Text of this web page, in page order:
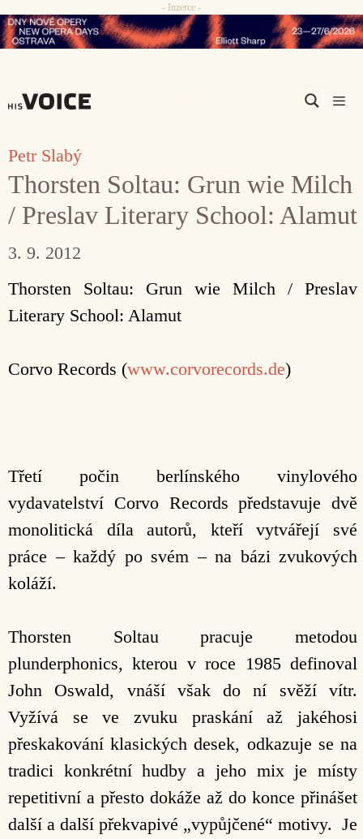
Přeskočit
na
- Inzerce -
Petr Slabý
Thorsten Soltau: Grun wie Milch
/ Preslav Literary School: Alamut
3. 9. 2012
Thorsten Soltau: Grun wie Milch / Preslav
Literary School: Alamut
Corvo Records (www.corvorecords.de)
Třetí počin berlínského vinylového
vydavatelství Corvo Records představuje dvě
monolitická díla autorů, kteří vytvářejí své
práce – každý po svém – na bázi zvukových
koláží.
Thorsten Soltau pracuje metodou
plunderphonics, kterou v roce 1985 definoval
John Oswald, vnáší však do ní svěží vítr.
Vyžívá se ve zvuku praskání až jakéhosi
přeskakování klasických desek, odkazuje se na
tradici konkrétní hudby a jeho mix je místy
repetitivní a přesto dokáže až do konce přinášet
další a další překvapivé „vypůjčené“ motivy. Je